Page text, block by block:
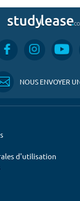
NOUS ENVOYER
d'utilisation